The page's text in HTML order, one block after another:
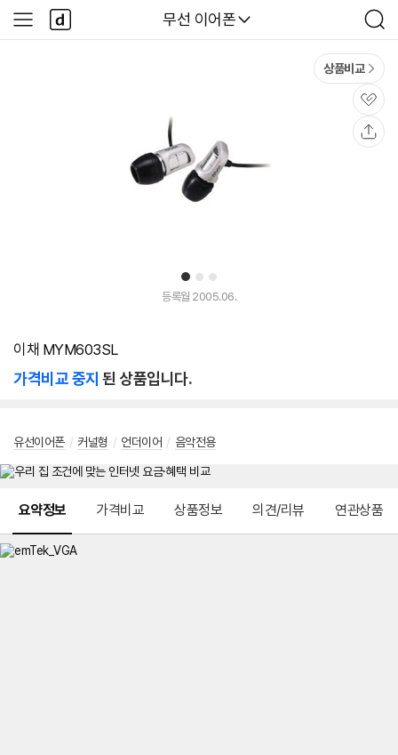
다나와
무선 이어폰
검
색
사
이
다
나
와
1 2 3
상품비교
관
심
등록월 2005.06.
이채 MYM603SL
가격비교 중지 된 상품입니다.
유선이어폰 / 커널형 / 언더이어 / 음악전용
요약정보 가격비교 상품정보 의견/리뷰 연관상품